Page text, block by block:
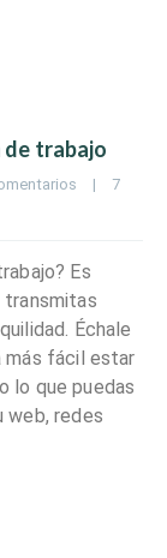
trabajo
|
7
Es
transmitas
Échale
más fácil estar
lo que puedas
web, redes